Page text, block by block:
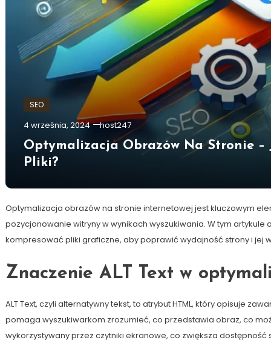
SEO
4 września, 2024 host247
Optymalizacja Obrazów Na Stronie –
Pliki?
Optymalizacja obrazów na stronie internetowej jest kluczowym
pozycjonowanie witryny w wynikach wyszukiwania. W tym
kompresować pliki graficzne, aby poprawić wydajność strony i jej
Znaczenie ALT Text w
ALT Text, czyli alternatywny tekst, to atrybut HTML, który opisuje
pomaga wyszukiwarkom zrozumieć, co przedstawia obraz, co
wykorzystywany przez czytniki ekranowe, co zwiększa